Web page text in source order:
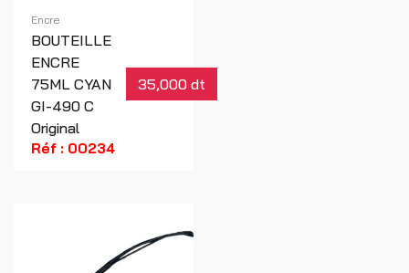
Encre
BOUTEILLE
ENCRE
75ML CYAN
GI-490 C
Original
35,000 dt
Réf : 00234